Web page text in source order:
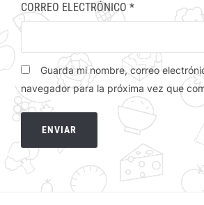
CORREO ELECTRÓNICO *
Guarda mi nombre, correo
navegador para la próxima vez que